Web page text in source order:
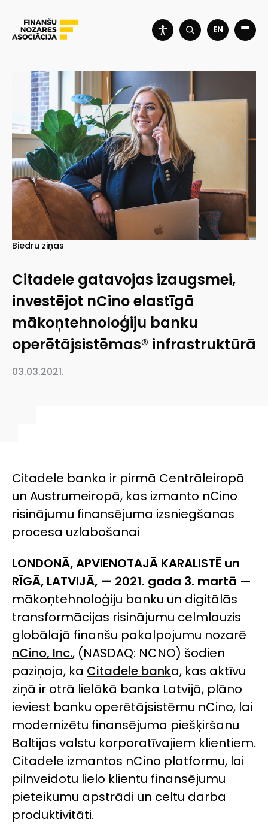
EN
Biedru ziņas
Citadele gatavojas izaugsmei,
investējot nCino elastīgā
mākoņtehnoloģiju banku
operētājsistēmas® infrastruktūrā
03.03.2021.
Citadele banka ir pirmā Centrāleiropā
un Austrumeiropā, kas izmanto nCino
risinājumu finansējuma izsniegšanas
procesa uzlabošanai
LONDONĀ, APVIENOTAJĀ KARALISTĒ un
RĪGĀ, LATVIJĀ, — 2021. gada 3. martā —
mākoņtehnoloģiju banku un digitālās
transformācijas risinājumu celmlauzis
globālajā finanšu pakalpojumu nozarē
nCino, Inc., (NASDAQ: NCNO) šodien
paziņoja, ka Citadele banka, kas aktīvu
ziņā ir otrā lielākā banka Latvijā, plāno
ieviest banku operētājsistēmu nCino, lai
modernizētu finansējuma piešķiršanu
Baltijas valstu korporatīvajiem klientiem.
Citadele izmantos nCino platformu, lai
pilnveidotu lielo klientu finansējumu
pieteikumu apstrādi un celtu darba
produktivitāti.